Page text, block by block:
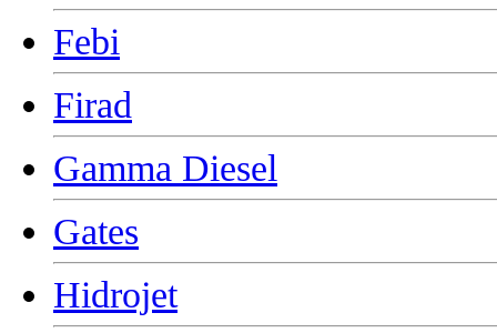
Febi
Firad
Gamma Diesel
Gates
Hidrojet